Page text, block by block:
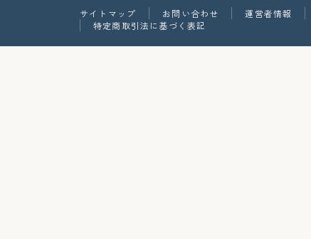
サイトマップ お問い合わせ 運営者情報
特定商取引法に基づく表記